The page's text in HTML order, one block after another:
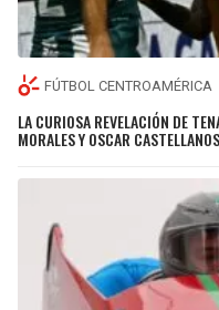
FÚTBOL CENTROAMÉRICA
LA CURIOSA REVELACIÓN DE
MORALES Y OSCAR CASTELLANOS